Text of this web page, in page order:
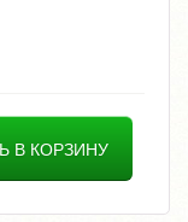
В КОРЗИНУ